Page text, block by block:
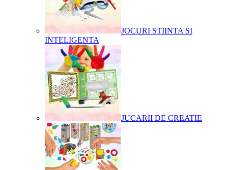
JOCURI STIINTA SI
INTELIGENTA
JUCARII DE CREATIE